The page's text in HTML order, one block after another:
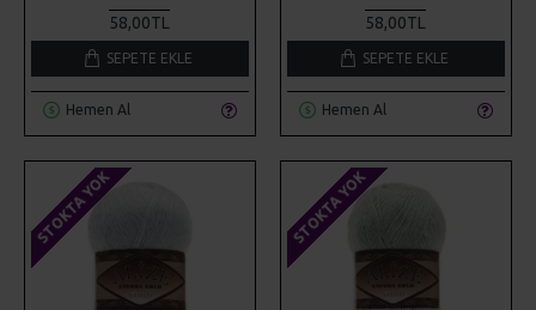
58,00TL
SEPETE EKLE
Hemen Al
58,00TL
SEPETE EKLE
Hemen Al
STOKTA YOK STOKTA YOK